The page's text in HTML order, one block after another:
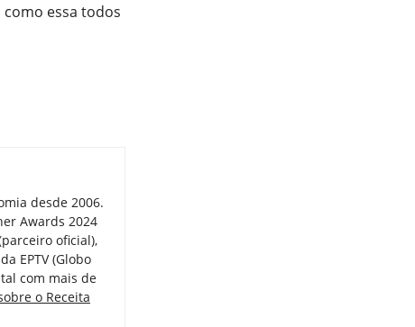
essa todos
desde 2006.
Awards 2024
oficial),
EPTV (Globo
com mais de
o Receita